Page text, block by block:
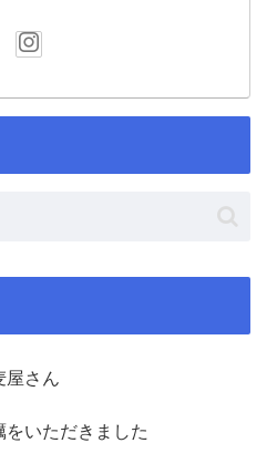
屋さん
いただきました